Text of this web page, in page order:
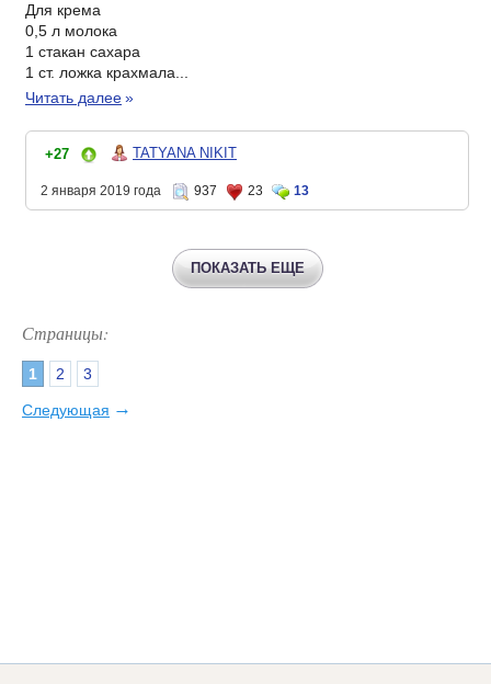
Для крема
0,5 л молока
1 стакан сахара
1 ст. ложка крахмала...
Читать далее»
+27 TATYANA NIKIT
2 января 2019 года 937 23 13
ПОКАЗАТЬ ЕЩЕ
Страницы:
1 2 3
Следующая →